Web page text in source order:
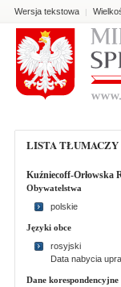
Wersja tekstowa |
LISTA
Kuźniecoff-Orłowska
Obywatelstwa
polskie
Języki obce
rosyjski
Data nabycia
Dane korespondencyjne